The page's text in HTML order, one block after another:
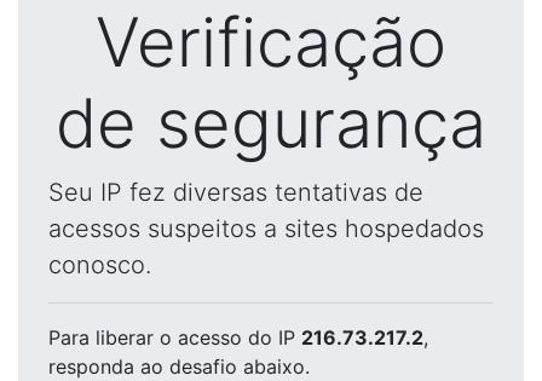
Verificação
de segurança
Seu IP fez diversas tentativas de
acessos suspeitos a sites hospedados
conosco.
Para liberar o acesso do IP 216.73.217.2,
responda ao desafio abaixo.